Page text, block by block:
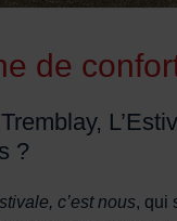
de
?
c’est nous, qui